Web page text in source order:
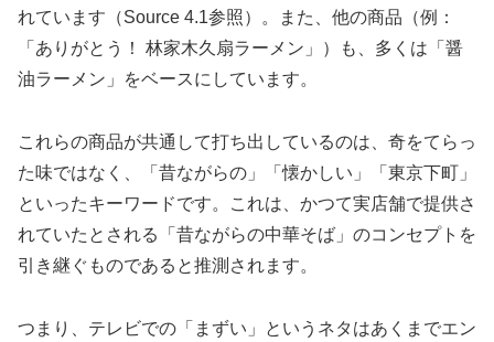
れています（Source 4.1参照）。また、他の商品（例：
「ありがとう！ 林家木久扇ラーメン」）も、多くは「醤
油ラーメン」をベースにしています。
これらの商品が共通して打ち出しているのは、奇をてらっ
た味ではなく、「昔ながらの」「懐かしい」「東京下町」
といったキーワードです。これは、かつて実店舗で提供さ
れていたとされる「昔ながらの中華そば」のコンセプトを
引き継ぐものであると推測されます。
つまり、テレビでの「まずい」というネタはあくまでエン